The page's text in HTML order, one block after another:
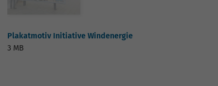
Plakatmotiv Initiative Windenergie
3 MB